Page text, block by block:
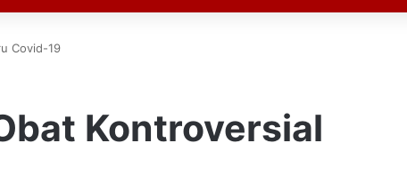
Covid-19
Kontroversial